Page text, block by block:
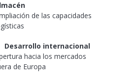
de las capacidades
Desarrollo internacional
hacia los mercados
de Europa